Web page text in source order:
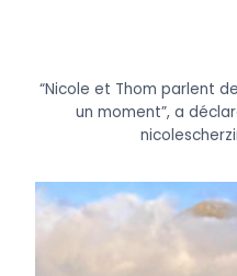
“Nicole et Thom parlent
un moment”, a